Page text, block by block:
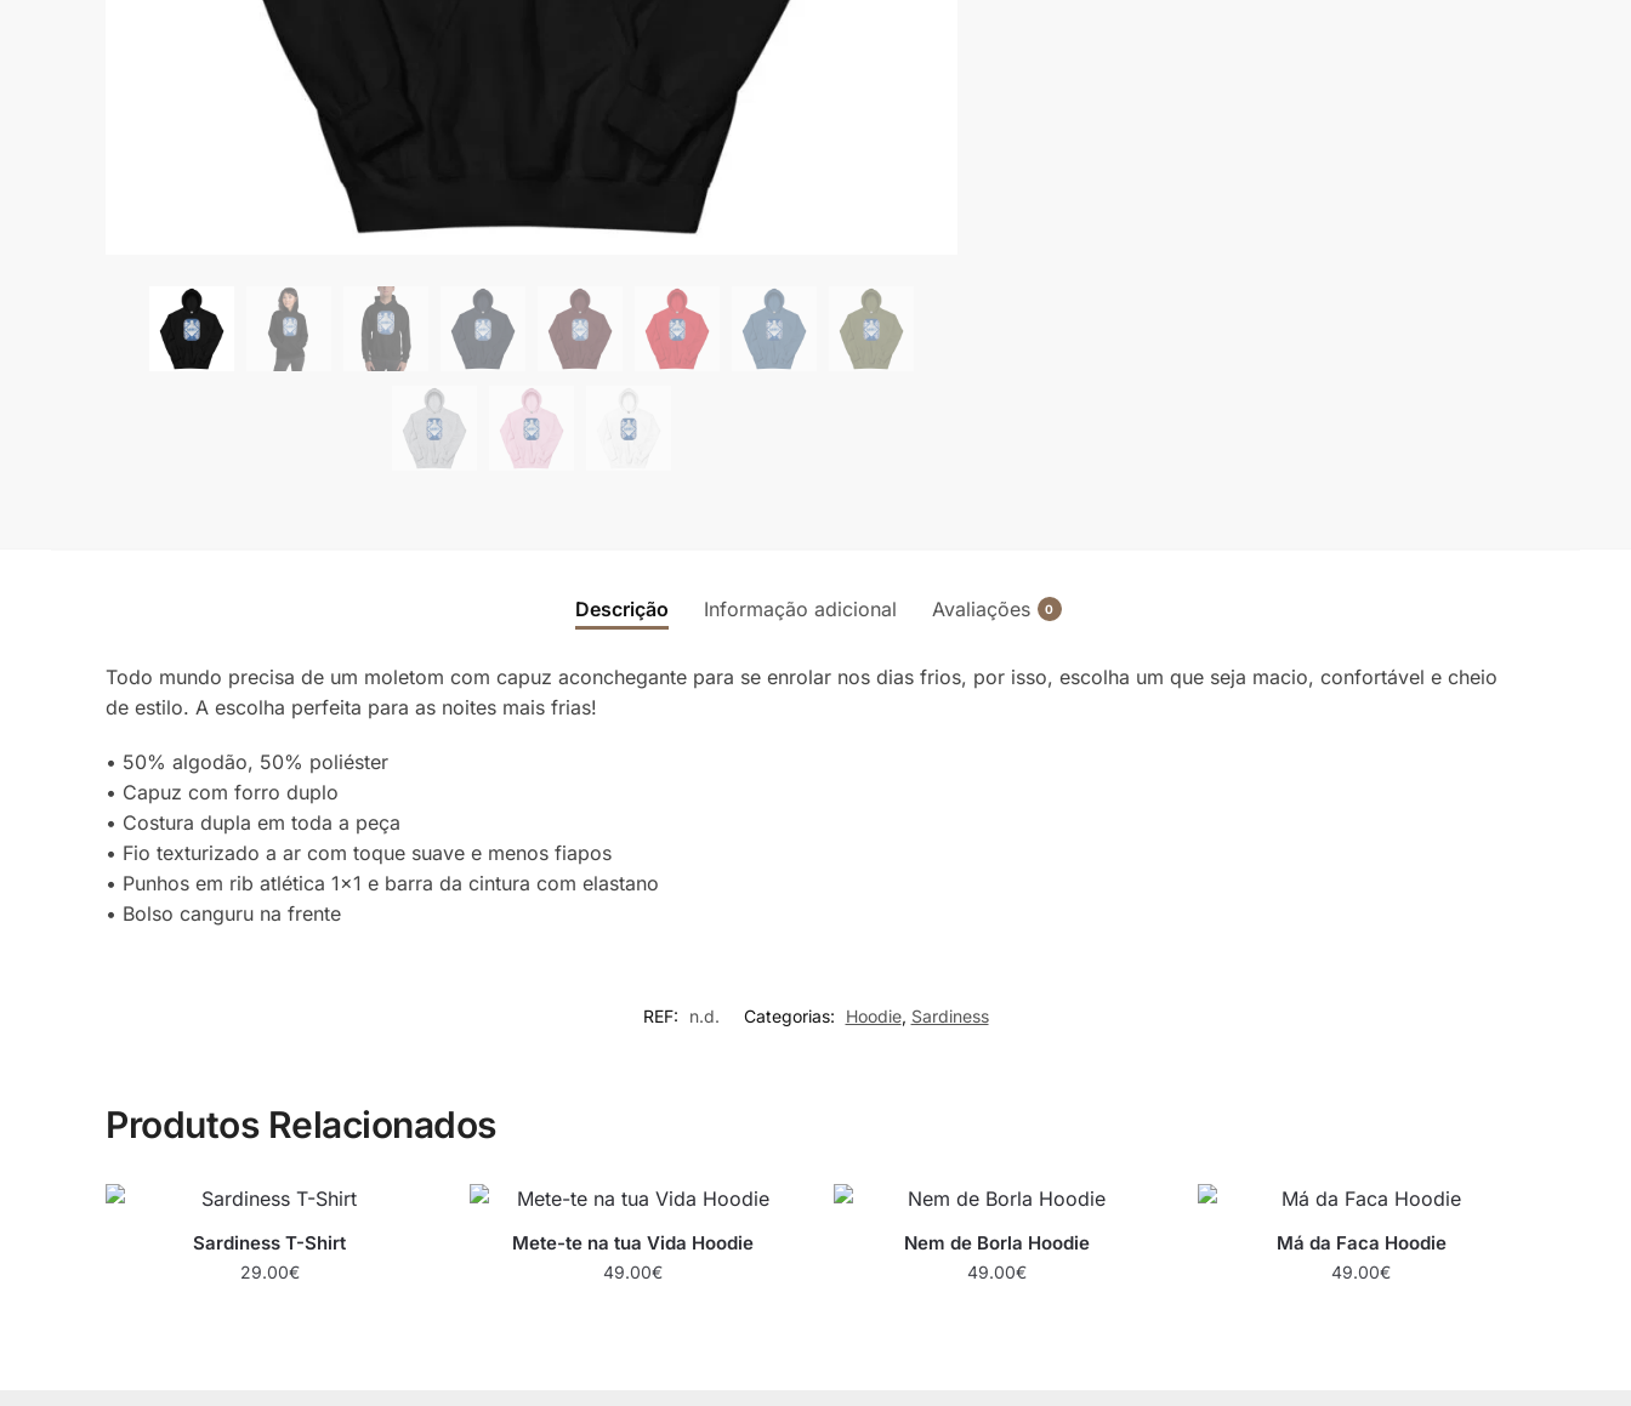
Descrição Informação adicional Avaliações 0
Todo mundo precisa de um moletom com capuz aconchegante para se enrolar nos dias frios, por isso, escolha um que seja macio, confortável e cheio
de estilo. A escolha perfeita para as noites mais frias!
• 50% algodão, 50% poliéster
• Capuz com forro duplo
• Costura dupla em toda a peça
• Fio texturizado a ar com toque suave e menos fiapos
• Punhos em rib atlética 1×1 e barra da cintura com elastano
• Bolso canguru na frente
REF: n.d. Categorias: Hoodie, Sardiness
Produtos Relacionados
Sardiness T-Shirt
29.00€
Mete-te na tua Vida Hoodie
49.00€
Nem de Borla Hoodie
49.00€
Má da Faca Hoodie
49.00€